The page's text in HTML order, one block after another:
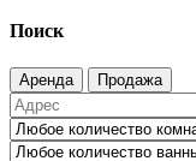
Поиск
Аренда Продажа